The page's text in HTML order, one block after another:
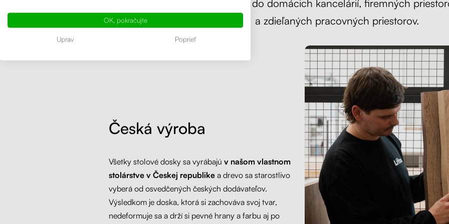
vhodný do domácich kancelárií, firemných
a zdieľaných pracovných priestorov.
Česká výroba
Všetky stolové dosky sa vyrábajú v našom vlastnom
stolárstve v Českej republikea drevo sa starostlivo
vyberá od osvedčených českých dodávateľov.
Výsledkom je doska, ktorá si zachováva svoj tvar,
nedeformuje sa a drží si pevné hrany a farbu aj po
OK, pokračujte
Uprav Poprieť